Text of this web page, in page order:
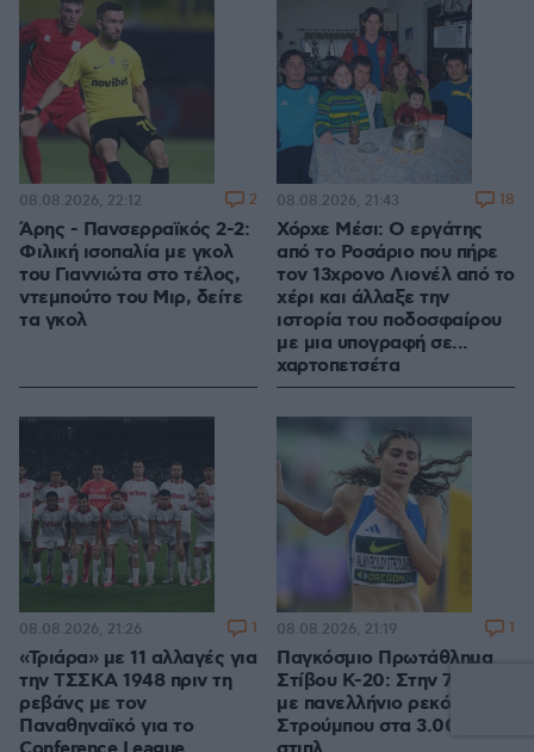
Άρης - Πανσερραϊκός 2-2:
Φιλική ισοπαλία με γκολ
του Γιαννιώτα στο τέλος,
ντεμπούτο του Μιρ, δείτε
τα γκολ
08.08.2026, 22:12 2
Χόρχε Μέσι: Ο εργάτης
από το Ροσάριο που πήρε
τον 13χρονο Λιονέλ από το
χέρι και άλλαξε την
ιστορία του ποδοσφαίρου
με μια υπογραφή σε...
χαρτοπετσέτα
08.08.2026, 21:43 18
«Τριάρα» με 11 αλλαγές για
την ΤΣΣΚΑ 1948 πριν τη
ρεβάνς με τον
Παναθηναϊκό για το
08.08.2026, 21:26 1
Παγκόσμιο Πρωτάθλημα
Στίβου Κ-20: Στην 7η θέση
με πανελλήνιο ρεκόρ η
Στρούμπου στα 3.000μ.
08.08.2026, 21:19 1